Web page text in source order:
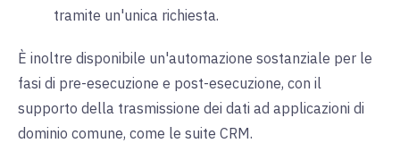
tramite un'unica richiesta.
È inoltre disponibile un'automazione sostanziale per le
fasi di pre-esecuzione e post-esecuzione, con il
supporto della trasmissione dei dati ad applicazioni di
dominio comune, come le suite CRM.